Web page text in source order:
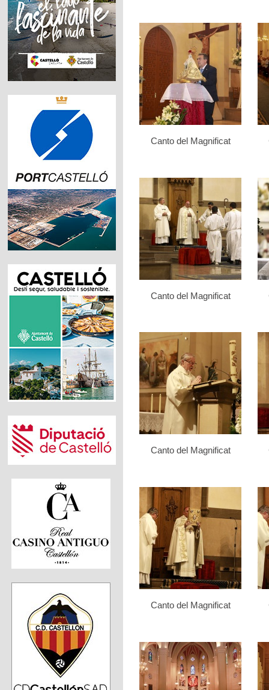
Canto del Magnificat
Canto del Magnificat
Canto del Magnificat
Canto del Magnificat